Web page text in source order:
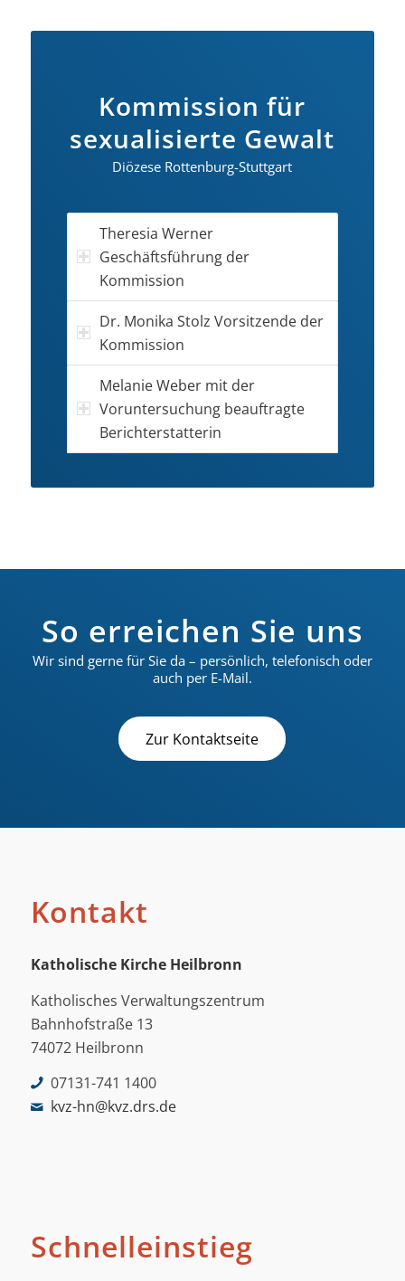
Kommission für
sexualisierte Gewalt
Diözese Rottenburg-Stuttgart
Theresia Werner
Geschäftsführung der
Kommission
Dr. Monika Stolz Vorsitzende der
Kommission
Melanie Weber mit der
Voruntersuchung beauftragte
Berichterstatterin
So erreichen Sie uns
Wir sind gerne für Sie da – persönlich, telefonisch oder
auch per E-Mail.
Zur Kontaktseite
Kontakt
Katholische Kirche Heilbronn
Katholisches Verwaltungszentrum
Bahnhofstraße 13
74072 Heilbronn
07131-741 1400
kvz-hn@kvz.drs.de
Schnelleinstieg